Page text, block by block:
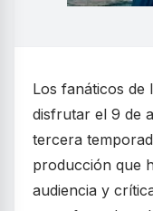
Los fanáticos de
disfrutar el 9 de
tercera
producción que
audiencia y